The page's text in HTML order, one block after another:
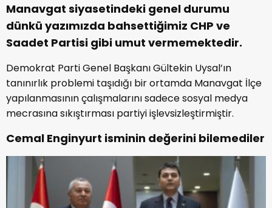
Manavgat siyasetindeki genel durumu
dünkü yazımızda bahsettiğimiz CHP ve
Saadet Partisi gibi umut vermemektedir.
Demokrat Parti Genel Başkanı Gültekin Uysal’ın
tanınırlık problemi taşıdığı bir ortamda Manavgat İlçe
yapılanmasının çalışmalarını sadece sosyal medya
mecrasına sıkıştırması partiyi işlevsizleştirmiştir.
Cemal Enginyurt isminin değerini bilemediler